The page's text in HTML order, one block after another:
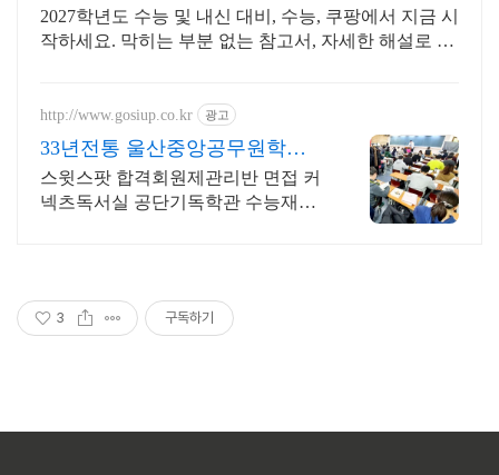
2027학년도 수능 및 내신 대비, 수능, 쿠팡에서 지금 시
작하세요. 막히는 부분 없는 참고서, 자세한 해설로 깊
http://www.gosiup.co.kr 광고
33년전통 울산중앙공무원학원
철저한 합격관리집중형 시스템
스윗스팟 합격회원제관리반 면접 커
넥츠독서실 공단기독학관 수능재수
3 구독하기